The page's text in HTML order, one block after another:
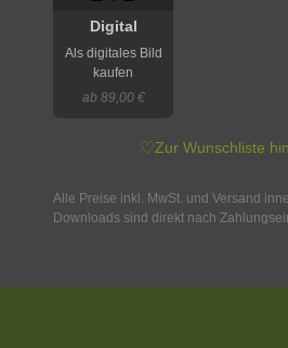
Digital
Als digitales Bild
kaufen
ab 89,00 €
♡Zur Wunschliste
Alle Preise inkl. MwSt. und Versand
Downloads sind direkt nach